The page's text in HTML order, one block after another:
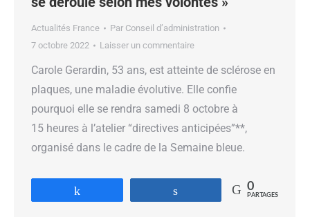
Actualités France Par Conseil d’administration
7 octobre 2022
Laisser un commentaire
Carole Gerardin, 53 ans, est atteinte de sclérose en
plaques, une maladie évolutive. Elle confie
pourquoi elle se rendra samedi 8 octobre à
15 heures à l’atelier “directives anticipées”**,
organisé dans le cadre de la Semaine bleue.
0
PARTAGES